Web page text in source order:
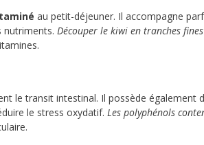
au petit-déjeuner. Il accompagne
nutriments. Découper le kiwi en tranches fines
le transit intestinal. Il possède
le stress oxydatif. Les polyphénols